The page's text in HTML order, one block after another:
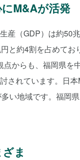
M&Aが活発
産（GDP）は約50
と約4割を占めてお
点からも、福岡県を
されています。日
い地域です。福岡
ま